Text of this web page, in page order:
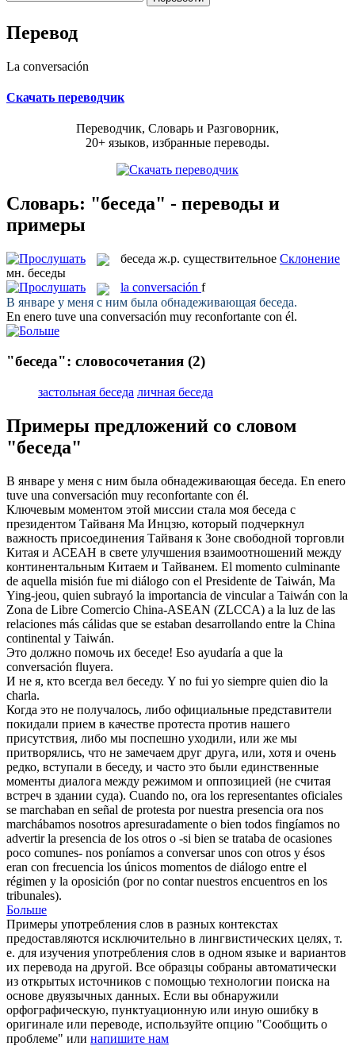
Перевод
La conversación
Скачать переводчик
Переводчик, Словарь и Разговорник,
20+ языков, избранные переводы.
Словарь: "беседа" - переводы и
примеры
беседа ж.р. существительное Склонение
мн. беседы
la conversación f
В январе у меня с ним была обнадеживающая беседа.
En enero tuve una conversación muy reconfortante con él.
"беседа": словосочетания (2)
застольная беседа личная беседа
Примеры предложений со словом
"беседа"
В январе у меня с ним была обнадеживающая беседа. En enero
tuve una conversación muy reconfortante con él.
Ключевым моментом этой миссии стала моя беседа с
президентом Тайваня Ма Инцзю, который подчеркнул
важность присоединения Тайваня к Зоне свободной торговли
Китая и АСЕАН в свете улучшения взаимоотношений между
континентальным Китаем и Тайванем. El momento culminante
de aquella misión fue mi diálogo con el Presidente de Taiwán, Ma
Ying-jeou, quien subrayó la importancia de vincular a Taiwán con la
Zona de Libre Comercio China-ASEAN (ZLCCA) a la luz de las
relaciones más cálidas que se estaban desarrollando entre la China
continental y Taiwán.
Это должно помочь их беседе! Eso ayudaría a que la
conversación fluyera.
И не я, кто всегда вел беседу. Y no fui yo siempre quien dio la
charla.
Когда это не получалось, либо официальные представители
покидали прием в качестве протеста против нашего
присутствия, либо мы поспешно уходили, или же мы
притворялись, что не замечаем друг друга, или, хотя и очень
редко, вступали в беседу, и часто это были единственные
моменты диалога между режимом и оппозицией (не считая
встреч в здании суда). Cuando no, ora los representantes oficiales
se marchaban en señal de protesta por nuestra presencia ora nos
marchábamos nosotros apresuradamente o bien todos fingíamos no
advertir la presencia de los otros o -si bien se trataba de ocasiones
poco comunes- nos poníamos a conversar unos con otros y ésos
eran con frecuencia los únicos momentos de diálogo entre el
régimen y la oposición (por no contar nuestros encuentros en los
tribunales).
Больше
Примеры употребления слов в разных контекстах
предоставляются исключительно в лингвистических целях, т.
е. для изучения употребления слов в одном языке и вариантов
их перевода на другой. Все образцы собраны автоматически
из открытых источников с помощью технологии поиска на
основе двуязычных данных. Если вы обнаружили
орфографическую, пунктуационную или иную ошибку в
оригинале или переводе, используйте опцию "Сообщить о
проблеме" или напишите нам